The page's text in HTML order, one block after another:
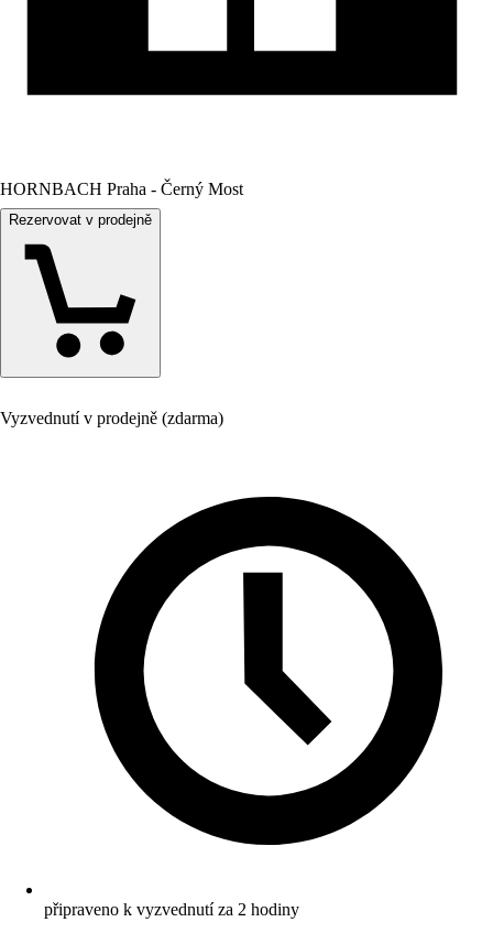
HORNBACH Praha - Černý Most
Rezervovat v prodejně
Vyzvednutí v prodejně (zdarma)
připraveno k vyzvednutí za 2 hodiny